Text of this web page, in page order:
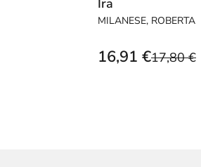
Ira
MILANESE, ROBERTA
17,80 €
16,91 €